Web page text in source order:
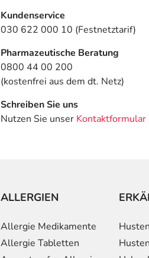
Kundenservice
030 622 000 10 (Festnetztarif)
Pharmazeutische Beratung
0800 44 00 200
(kostenfrei aus dem dt. Netz)
Schreiben Sie uns
Nutzen Sie unser Kontaktformular
ALLERGIEN
Allergie Medikamente
Allergie Tabletten